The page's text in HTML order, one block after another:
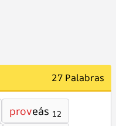
27 Palabras
proveás 12